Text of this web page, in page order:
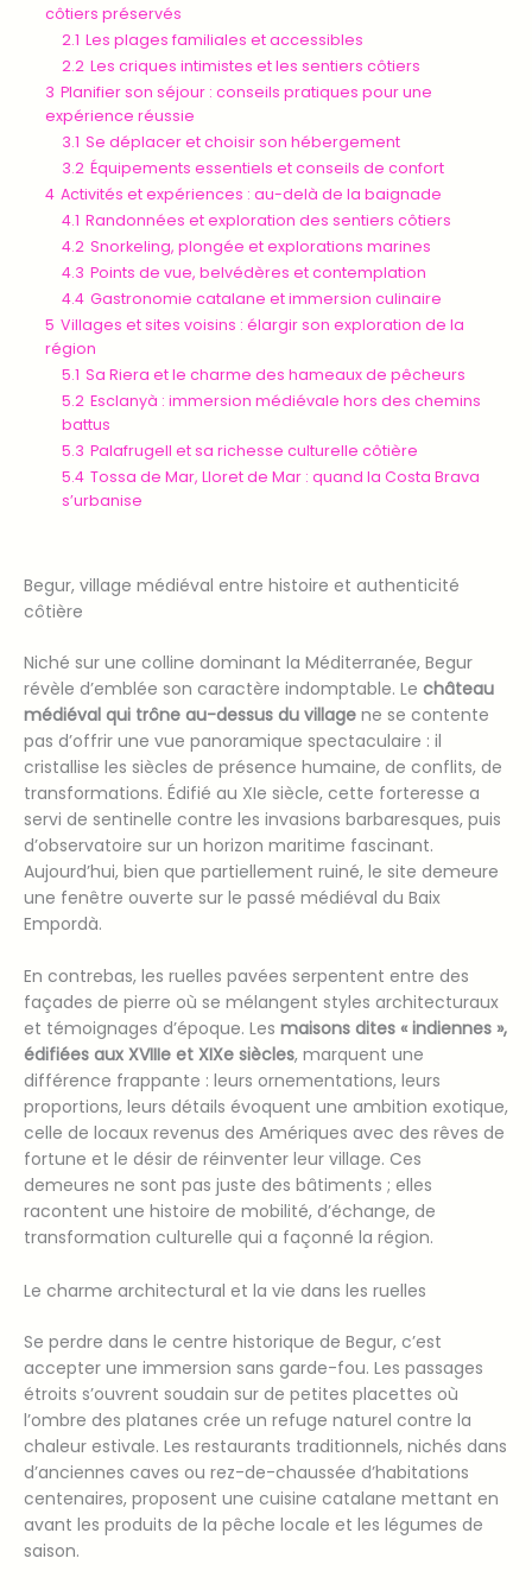
côtiers préservés
2.1 Les plages familiales et accessibles
2.2 Les criques intimistes et les sentiers côtiers
3 Planifier son séjour : conseils pratiques pour une
expérience réussie
3.1 Se déplacer et choisir son hébergement
3.2 Équipements essentiels et conseils de confort
4 Activités et expériences : au-delà de la baignade
4.1 Randonnées et exploration des sentiers côtiers
4.2 Snorkeling, plongée et explorations marines
4.3 Points de vue, belvédères et contemplation
4.4 Gastronomie catalane et immersion culinaire
5 Villages et sites voisins : élargir son exploration de la
région
5.1 Sa Riera et le charme des hameaux de pêcheurs
5.2 Esclanyà : immersion médiévale hors des chemins
battus
5.3 Palafrugell et sa richesse culturelle côtière
5.4 Tossa de Mar, Lloret de Mar : quand la Costa Brava
s’urbanise
Begur, village médiéval entre histoire et authenticité
côtière
Niché sur une colline dominant la Méditerranée, Begur
révèle d’emblée son caractère indomptable. Le château
médiéval qui trône au-dessus du village ne se contente
pas d’offrir une vue panoramique spectaculaire : il
cristallise les siècles de présence humaine, de conflits, de
transformations. Édifié au XIe siècle, cette forteresse a
servi de sentinelle contre les invasions barbaresques, puis
d’observatoire sur un horizon maritime fascinant.
Aujourd’hui, bien que partiellement ruiné, le site demeure
une fenêtre ouverte sur le passé médiéval du Baix
Empordà.
En contrebas, les ruelles pavées serpentent entre des
façades de pierre où se mélangent styles architecturaux
et témoignages d’époque. Les maisons dites « indiennes »,
édifiées aux XVIIIe et XIXe siècles, marquent une
différence frappante : leurs ornementations, leurs
proportions, leurs détails évoquent une ambition exotique,
celle de locaux revenus des Amériques avec des rêves de
fortune et le désir de réinventer leur village. Ces
demeures ne sont pas juste des bâtiments ; elles
racontent une histoire de mobilité, d’échange, de
transformation culturelle qui a façonné la région.
Le charme architectural et la vie dans les ruelles
Se perdre dans le centre historique de Begur, c’est
accepter une immersion sans garde-fou. Les passages
étroits s’ouvrent soudain sur de petites placettes où
l’ombre des platanes crée un refuge naturel contre la
chaleur estivale. Les restaurants traditionnels, nichés dans
d’anciennes caves ou rez-de-chaussée d’habitations
centenaires, proposent une cuisine catalane mettant en
avant les produits de la pêche locale et les légumes de
saison.